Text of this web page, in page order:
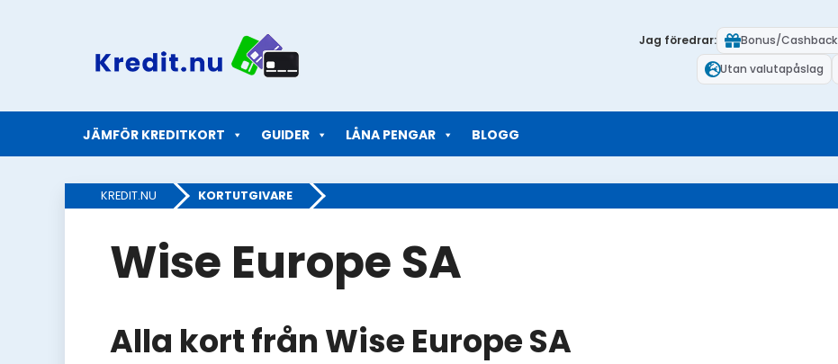
Jag föredrar: Bonus/Cashback
Utan valutapåslag
JÄMFÖR KREDITKORT GUIDER LÅNA PENGAR BLOGG
KREDIT.NU KORTUTGIVARE
Wise Europe SA
Alla kort från Wise Europe SA